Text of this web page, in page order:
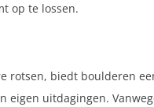
op te lossen.
rotsen, biedt boulderen
uitdagingen.